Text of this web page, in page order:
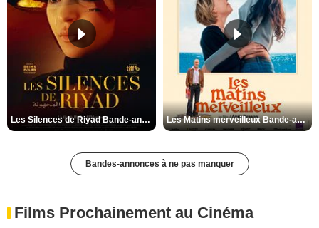
Les Silences de Riyad Bande-annonce VO STFR Les Matins merveilleux Bande-annonce VF
Bandes-annonces à ne pas manquer
Films Prochainement au Cinéma